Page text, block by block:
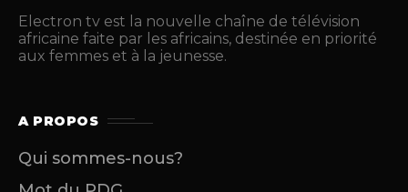
Electron tv est la nouvelle chaîne de télévision
africaine faite par les africains, destinée en priorité
aux femmes et à la jeunesse.
A PROPOS
Qui sommes-nous?